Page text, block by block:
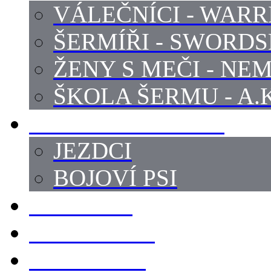
VÁLEČNÍCI -
ŠERMÍŘI -
ŽENY S MEČI -
ŠKOLA ŠERMU -
JEZDCI
BOJOVÍ PSI